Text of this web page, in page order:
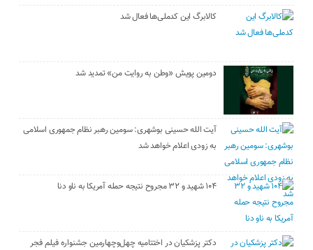
کالابرگ این کدملی‌ها فعال شد
دومین پویش «وطن به روایت من» تمدید شد
آیت الله حسینی بوشهری: سومین رهبر نظام جمهوری اسلامی
به زودی اعلام خواهد شد
۱۰۴ شهید و ۳۲ مجروح نتیجه حمله آمریکا به ناو دنا
دکتر پزشکیان در اختتامیه چهل‌وچهارمین جشنواره فیلم فجر